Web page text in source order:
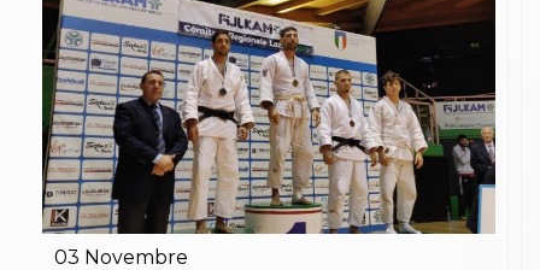
Dove siamo
Media
Partners
Trasparenza
Judo
La disciplina
News
Attività Didattica
Gare e Risultati
Albi Federali
03 Novembre